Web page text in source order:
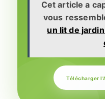
Cet article a
vous
un lit de
Télécharger